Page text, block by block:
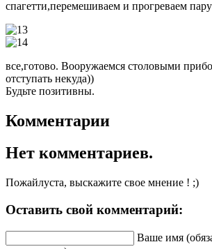
спагетти,перемешиваем и прогреваем
все,готово. Вооружаемся столовыми
отступать некуда))
Будьте позитивны.
Комментарии
Нет комментариев.
Пожайлуста, выскажите свое мнение ! ;)
Оставить свой комментарий:
Ваше имя